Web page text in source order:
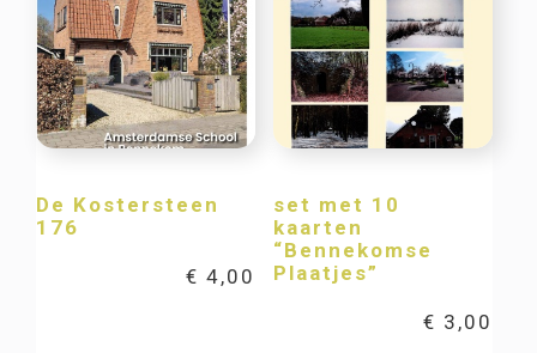
De Kostersteen
176
€ 4,00
set met 10
kaarten
“Bennekomse
Plaatjes”
€ 3,00